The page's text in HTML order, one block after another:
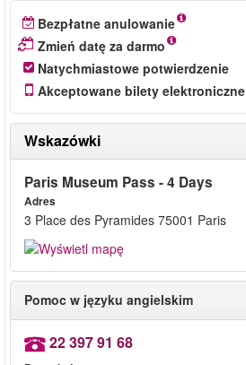
Bezpłatne anulowanie
Zmień datę za darmo
Natychmiastowe potwierdzenie
Akceptowane bilety elektroniczne
Wskazówki
Paris Museum Pass - 4 Days
Adres
3 Place des Pyramides 75001 Paris
Pomoc w języku angielskim
22 397 91 68